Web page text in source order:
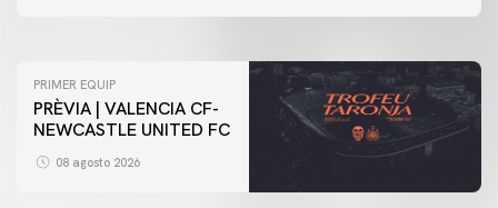
PRIMER EQUIP
PRÈVIA | VALENCIA CF-
NEWCASTLE UNITED FC
08 agosto 2026